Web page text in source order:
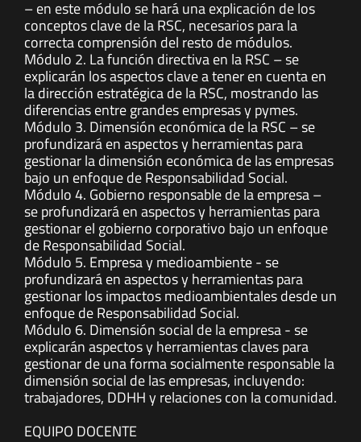
– en este módulo se hará una explicación de los
conceptos clave de la RSC, necesarios para la
correcta comprensión del resto de módulos.
Módulo 2. La función directiva en la RSC – se
explicarán los aspectos clave a tener en cuenta en
la dirección estratégica de la RSC, mostrando las
diferencias entre grandes empresas y pymes.
Módulo 3. Dimensión económica de la RSC – se
profundizará en aspectos y herramientas para
gestionar la dimensión económica de las empresas
bajo un enfoque de Responsabilidad Social.
Módulo 4. Gobierno responsable de la empresa –
se profundizará en aspectos y herramientas para
gestionar el gobierno corporativo bajo un enfoque
de Responsabilidad Social.
Módulo 5. Empresa y medioambiente - se
profundizará en aspectos y herramientas para
gestionar los impactos medioambientales desde un
enfoque de Responsabilidad Social.
Módulo 6. Dimensión social de la empresa - se
explicarán aspectos y herramientas claves para
gestionar de una forma socialmente responsable la
dimensión social de las empresas, incluyendo:
trabajadores, DDHH y relaciones con la comunidad.
EQUIPO DOCENTE